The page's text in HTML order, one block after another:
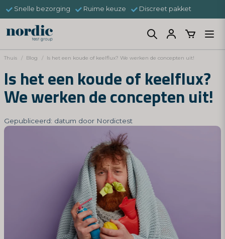
Snelle bezorging Ruime keuze Discreet pakket
Thuis Blog Is het een koude of keelflux? We werken de concepten uit!
Is het een koude of keelflux?
We werken de concepten uit!
Gepubliceerd: datum door Nordictest